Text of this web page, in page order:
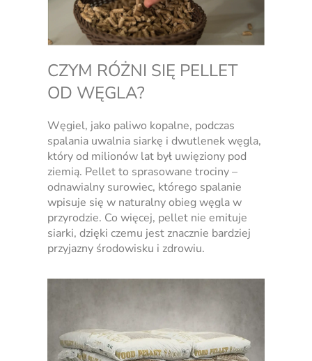
CZYM RÓŻNI SIĘ PELLET
OD WĘGLA?
Węgiel, jako paliwo kopalne, podczas
spalania uwalnia siarkę i dwutlenek węgla,
który od milionów lat był uwięziony pod
ziemią. Pellet to sprasowane trociny –
odnawialny surowiec, którego spalanie
wpisuje się w naturalny obieg węgla w
przyrodzie. Co więcej, pellet nie emituje
siarki, dzięki czemu jest znacznie bardziej
przyjazny środowisku i zdrowiu.